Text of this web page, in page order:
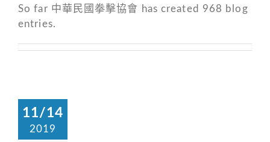
So far 中華民國拳擊協會 has created 968 blog
entries.
11/14
2019